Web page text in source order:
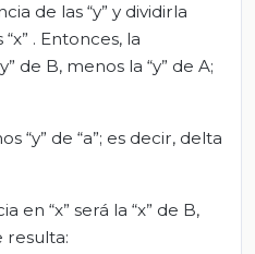
de las “y” y dividirla
. Entonces, la
de B, menos la “y” de A;
“y” de “a”; es decir, delta
en “x” será la “x” de B,
resulta: